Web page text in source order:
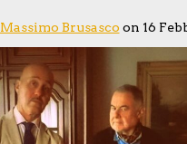
Massimo Brusasco on 16